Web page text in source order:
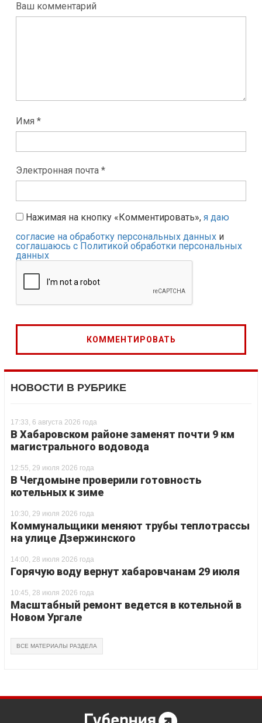
Ваш комментарий
Имя *
Электронная почта *
Нажимая на кнопку «Комментировать», я даю
согласие на обработку персональных данных и
соглашаюсь с Политикой обработки персональных
данных
НОВОСТИ В РУБРИКЕ
17:33, 6 августа 2026 года
В Хабаровском районе заменят почти 9 км
магистрального водовода
12:55, 29 июля 2026 года
В Чегдомыне проверили готовность
котельных к зиме
10:30, 29 июля 2026 года
Коммунальщики меняют трубы теплотрассы
на улице Дзержинского
14:00, 28 июля 2026 года
Горячую воду вернут хабаровчанам 29 июля
10:45, 28 июля 2026 года
Масштабный ремонт ведется в котельной в
Новом Ургале
ВСЕ МАТЕРИАЛЫ РАЗДЕЛА